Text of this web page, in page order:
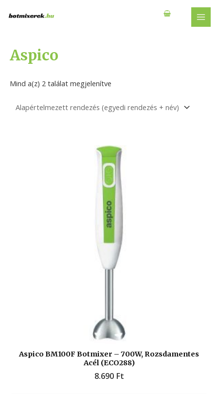
Aspico
Mind a(z) 2 találat megjelenítve
Aspico BM100F Botmixer – 700W, Rozsdamentes
Acél (ECO288)
8.690 Ft